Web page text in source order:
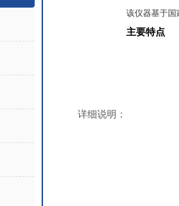
详细说明：
该仪器基于国
主要特点